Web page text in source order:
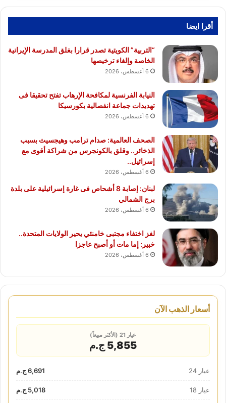
أقرا ايضا
“التربية” الكويتية تصدر قرارا بغلق المدرسة الإيرانية
الخاصة وإلغاء ترخيصها
6 أغسطس، 2026
النيابة الفرنسية لمكافحة الإرهاب تفتح تحقيقا فى
تهديدات جماعة انفصالية بكورسيكا
6 أغسطس، 2026
الصحف العالمية: صدام ترامب وهيجسيث بسبب
الذخائر.. وقلق بالكونجرس من شراكة أقوى مع
إسرائيل..
6 أغسطس، 2026
لبنان: إصابة 8 أشحاص فى غارة إسرائيلية على بلدة
برج الشمالي
6 أغسطس، 2026
لغز اختفاء مجتبى خامنئي يحير الولايات المتحدة..
خبير: إما مات أو أصبح عاجزا
6 أغسطس، 2026
أسعار الذهب الآن
عيار 21 (الأكثر مبيعاً)
5,855 ج.م
عيار 24 6,691 ج.م
عيار 18 5,018 ج.م